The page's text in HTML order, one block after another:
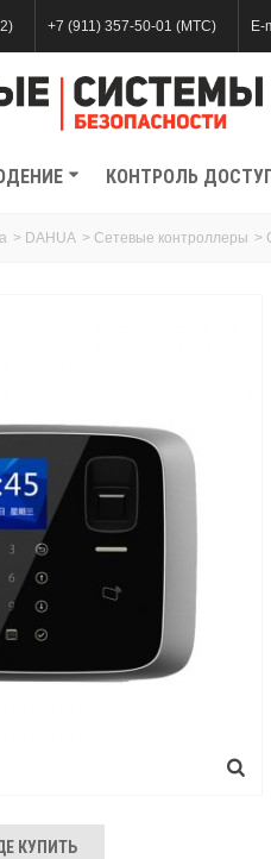
+7 (911) 357-50-01 (МТС) E-
КОНТРОЛЬ
> DAHUA > Сетевые контроллеры >
КУПИТЬ